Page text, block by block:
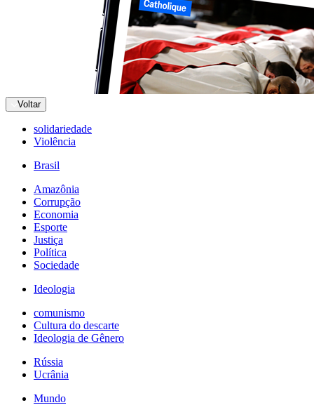
Voltar
solidariedade
Violência
Brasil
Amazônia
Corrupção
Economia
Esporte
Justiça
Política
Sociedade
Ideologia
comunismo
Cultura do descarte
Ideologia de Gênero
Rússia
Ucrânia
Mundo